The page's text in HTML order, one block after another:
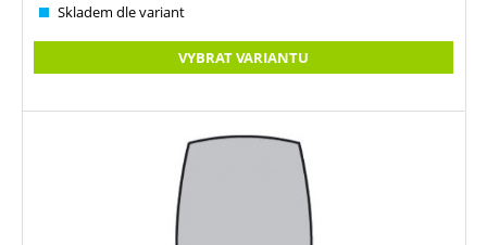
Skladem dle variant
VYBRAT VARIANTU